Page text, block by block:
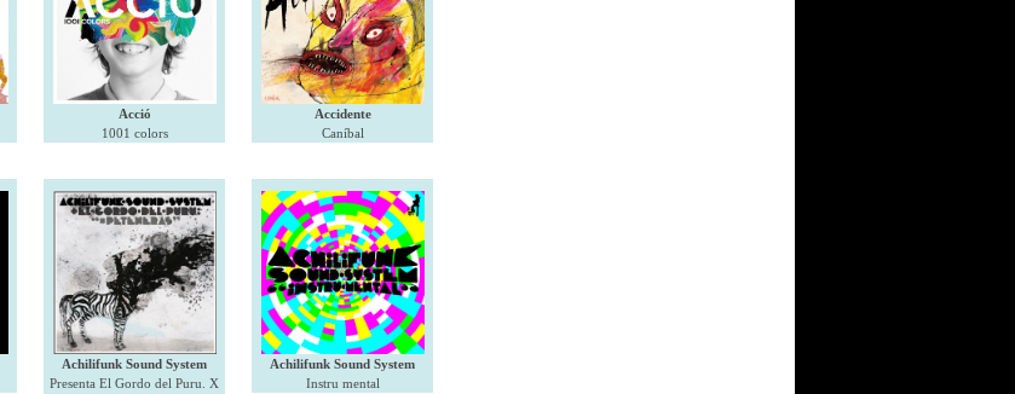
Acció
1001 colors
Accidente
Caníbal
Achilifunk Sound System
Presenta El Gordo del Puru. X
Achilifunk Sound System
Instru mental